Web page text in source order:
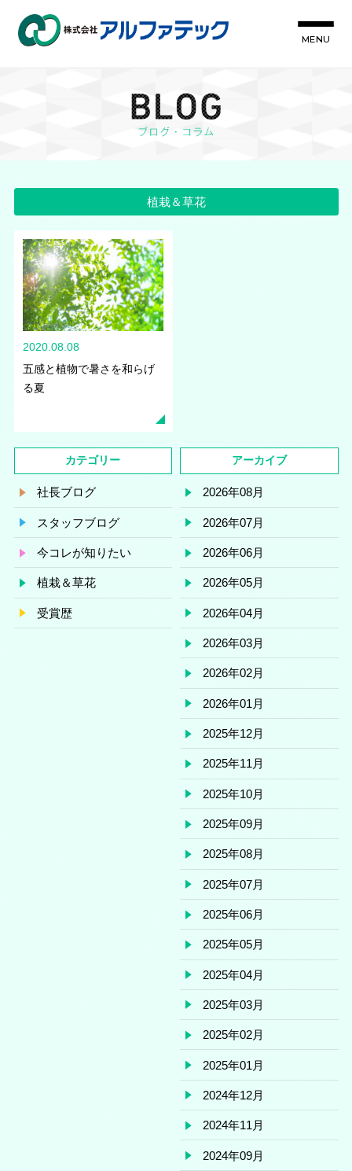
MENU
植栽＆草花
2020.08.08
五感と植物で暑さを和らげ
る夏
カテゴリー
社長ブログ
スタッフブログ
今コレが知りたい
植栽＆草花
受賞歴
アーカイブ
2026年08月
2026年07月
2026年06月
2026年05月
2026年04月
2026年03月
2026年02月
2026年01月
2025年12月
2025年11月
2025年10月
2025年09月
2025年08月
2025年07月
2025年06月
2025年05月
2025年04月
2025年03月
2025年02月
2025年01月
2024年12月
2024年11月
2024年09月